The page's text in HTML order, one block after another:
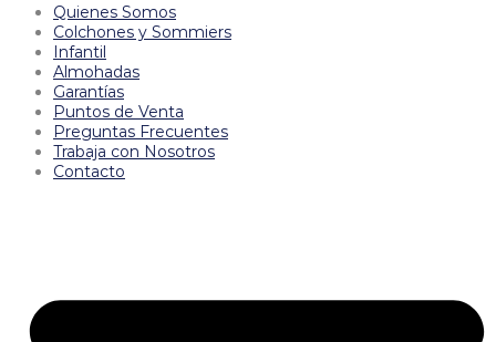
Quienes Somos
Colchones y Sommiers
Infantil
Almohadas
Garantías
Puntos de Venta
Preguntas Frecuentes
Trabaja con Nosotros
Contacto